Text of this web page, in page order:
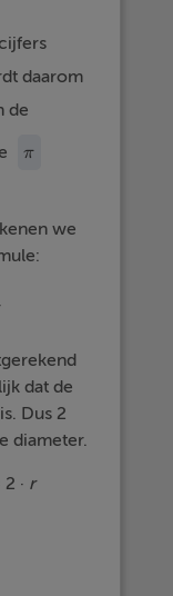
daarom
de
π
π
we
dat de
Dus 2
diameter.
· r